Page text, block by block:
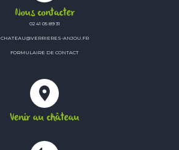
Nous contacter
02 41 05 89 31
CHATEAU@VERRIERES-ANJOU.FR
FORMULAIRE DE CONTACT
Venir au château